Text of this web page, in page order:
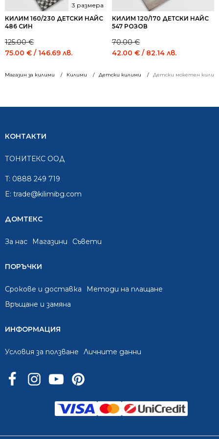
Магазин за килими Килими Детски килими Детски мокетен килим
КИЛИМ 160/230 ДЕТСКИ НАЙС
486 СИН
3 размера
125.00€
Original
was:
75.00 € / 146.69 лв.
is:
КИЛИМ 120/170 ДЕТСКИ НАЙС
547 РОЗОВ
70.00€
Original
was:
42.00 € / 82.14 лв.
is:
КОНТАКТИ
ТОНИТЕКС ООД
T: 0888 249 719
E: trade@kilimibg.com
ДОМТЕКС
За нас Mагазини Съвети
ПОРЪЧКИ
Срокове и доставка
Методи на плащане
Връщане и замяна
ИНФОРМАЦИЯ
Условия за ползване Личните данни